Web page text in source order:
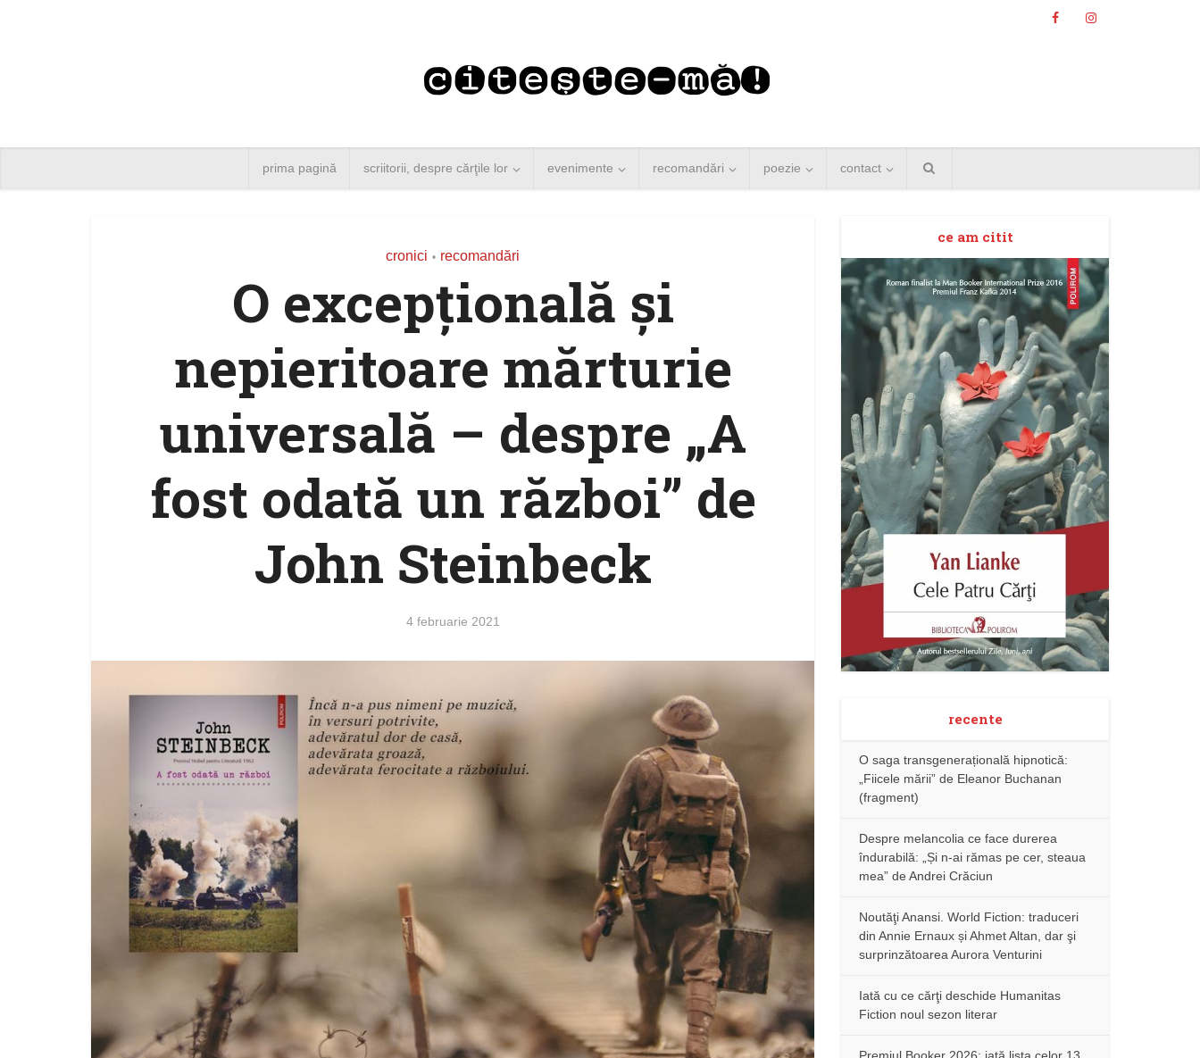
prima pagină scriitorii, despre cărţile lor evenimente recomandări poezie contact
cronici • recomandări
O excepţională şi
nepieritoare mărturie
universală – despre „A
fost odată un război” de
John Steinbeck
4 februarie 2021
ce am citit
recente
O saga transgenerațională hipnotică:
„Fiicele mării” de Eleanor Buchanan
(fragment)
Despre melancolia ce face durerea
îndurabilă: „Și n-ai rămas pe cer, steaua
mea” de Andrei Crăciun
Noutăţi Anansi. World Fiction: traduceri
din Annie Ernaux și Ahmet Altan, dar şi
surprinzătoarea Aurora Venturini
Iată cu ce cărţi deschide Humanitas
Fiction noul sezon literar